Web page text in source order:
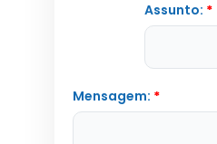
Assunto: *
Mensagem: *